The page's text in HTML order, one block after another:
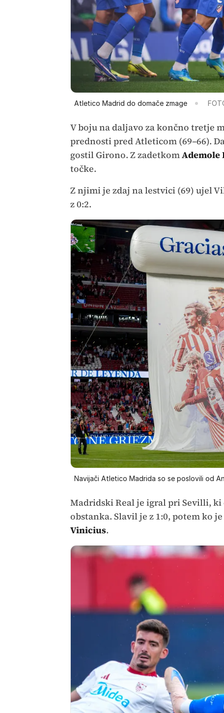
Atletico Madrid do domače zmage
V boju na daljavo za končno tretje
prednosti pred Atleticom (69–66).
gostil Girono. Z zadetkomAdemole
točke.
Z njimi je zdaj na lestvici (69) ujel
z 0:2.
Navijači Atletico Madrida so se poslovili od
Madridski Real je igral pri Sevilli, ki
obstanka. Slavil je z 1:0, potem ko
Vinicius.